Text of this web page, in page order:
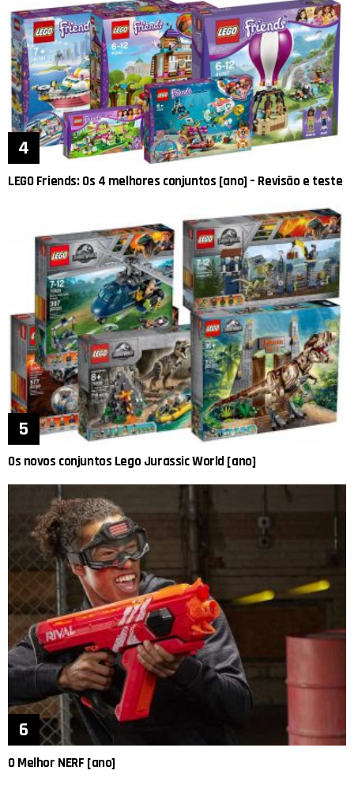
LEGO Friends: Os 4 melhores conjuntos [ano] – Revisão e teste
Os novos conjuntos Lego Jurassic World [ano]
O Melhor NERF [ano]